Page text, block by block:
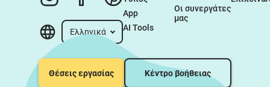
Ελληνικά
App
AI Tools
Οι συνεργάτες
μας
Θέσεις εργασίας Κέντρο βοήθειας